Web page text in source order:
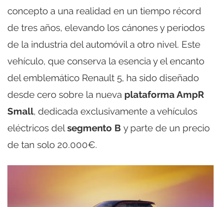
concepto a una realidad en un tiempo récord
de tres años, elevando los cánones y periodos
de la industria del automóvil a otro nivel. Este
vehículo, que conserva la esencia y el encanto
del emblemático Renault 5, ha sido diseñado
desde cero sobre la nueva plataforma AmpR
Small, dedicada exclusivamente a vehículos
eléctricos delsegmento B y parte de un precio
de tan solo 20.000€.